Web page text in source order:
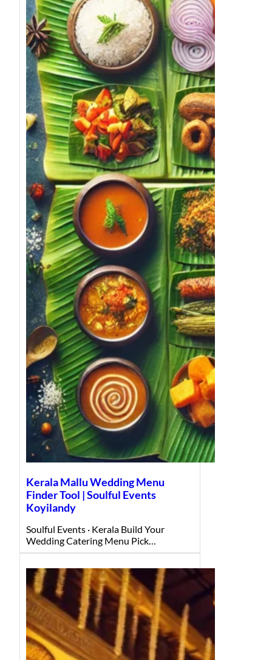
Kerala Mallu Wedding Menu
Finder Tool | Soulful Events
Koyilandy
Soulful Events · Kerala Build Your
Wedding Catering Menu Pick…